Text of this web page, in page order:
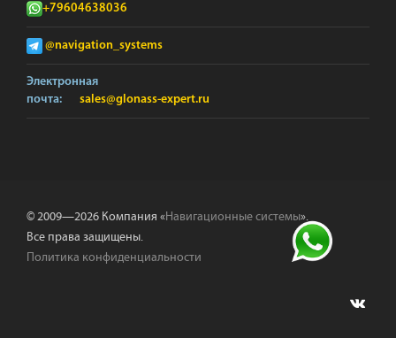
+79604638036
@navigation_systems
Электронная
почта:
sales@glonass-expert.ru
© 2009—2026 Компания «Навигационные системы».
Все права защищены.
Политика конфиденциальности